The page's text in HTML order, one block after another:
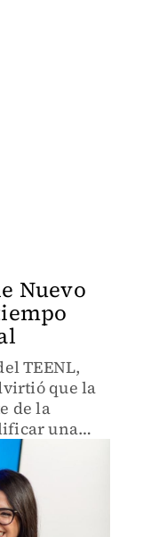
Nuevo
TEENL,
que la
de la
una